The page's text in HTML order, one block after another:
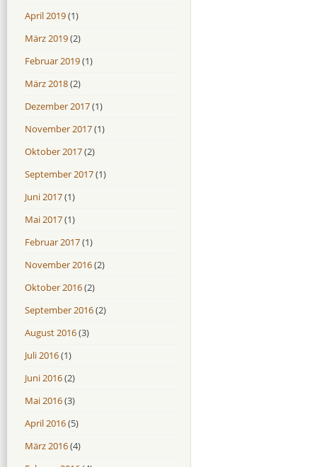
April 2019(1)
März 2019(2)
Februar 2019(1)
März 2018(2)
Dezember 2017(1)
November 2017(1)
Oktober 2017(2)
September 2017(1)
Juni 2017(1)
Mai 2017(1)
Februar 2017(1)
November 2016(2)
Oktober 2016(2)
September 2016(2)
August 2016(3)
Juli 2016(1)
Juni 2016(2)
Mai 2016(3)
April 2016(5)
März 2016(4)